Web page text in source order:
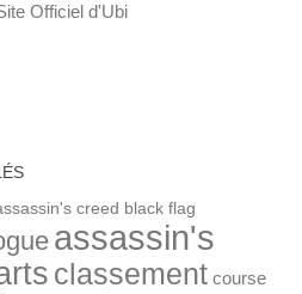
Officiel d'Ubi
creed black flag
assassin's
classement course